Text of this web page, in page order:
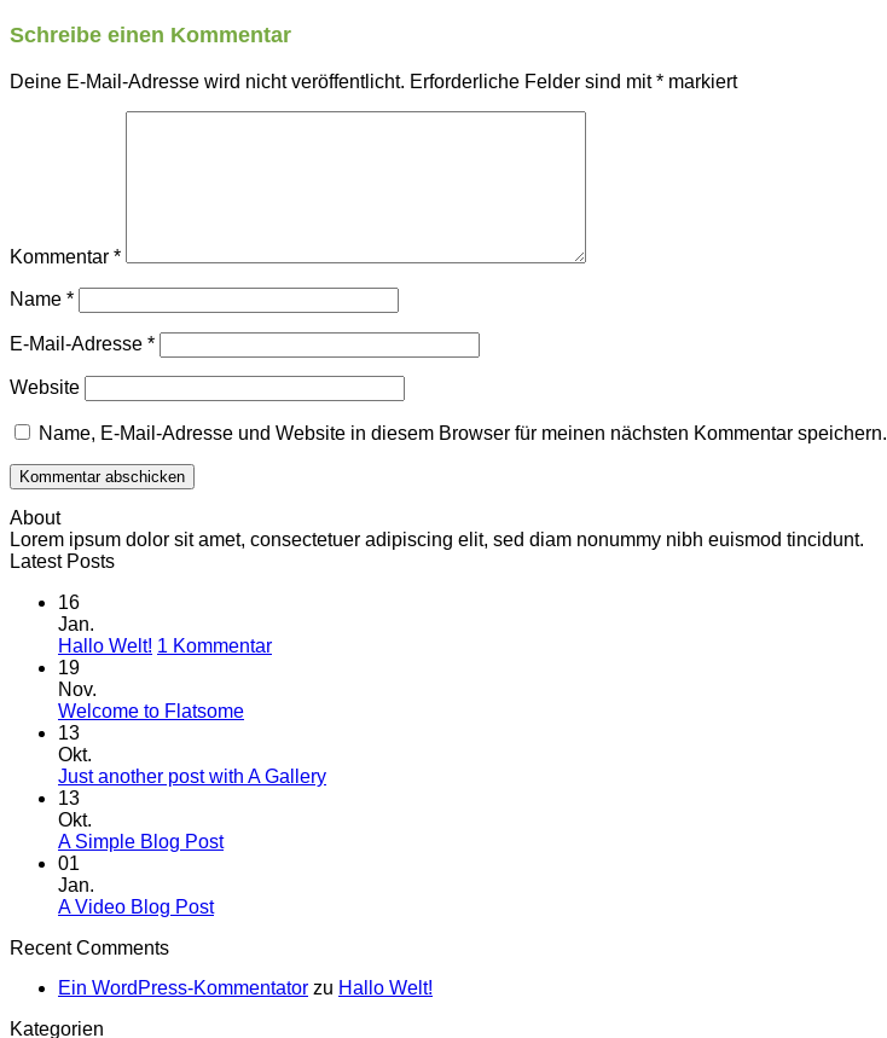
Schreibe einen Kommentar
Deine E-Mail-Adresse wird nicht veröffentlicht. Erforderliche Felder sind mit* markiert
Kommentar *
Name *
E-Mail-Adresse *
Website
Name, E-Mail-Adresse und Website in diesem Browser für meinen nächsten Kommentar speichern.
About
Lorem ipsum dolor sit amet, consectetuer adipiscing elit, sed diam nonummy nibh euismod tincidunt.
Latest Posts
16
Jan.
Hallo Welt! 1 Kommentarzu
19
Nov.
Welcome to FlatsomeKeine
Welcome
13
Okt.
Just another post with A GalleryKeine
13
Okt.
A Simple Blog PostKeine
01
Jan.
A Video Blog PostKeine
Video
Recent Comments
Ein WordPress-Kommentator zu Hallo Welt!
Kategorien